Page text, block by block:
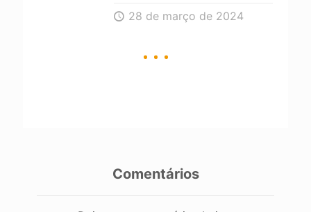
28 de março de 2024
Comentários